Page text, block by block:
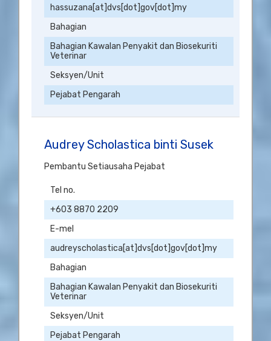
hassuzana[at]dvs[dot]gov[dot]my
Bahagian
Bahagian Kawalan Penyakit dan Biosekuriti
Veterinar
Seksyen/Unit
Pejabat Pengarah
Audrey Scholastica binti Susek
Pembantu Setiausaha Pejabat
Tel no.
+603 8870 2209
E-mel
audreyscholastica[at]dvs[dot]gov[dot]my
Bahagian
Bahagian Kawalan Penyakit dan Biosekuriti
Veterinar
Seksyen/Unit
Pejabat Pengarah